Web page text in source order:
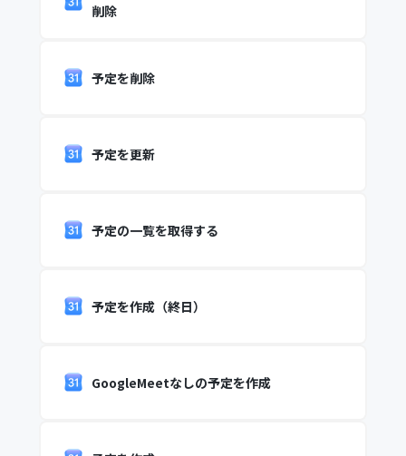
削除
予定を削除
予定を更新
予定の一覧を取得する
予定を作成（終日）
GoogleMeetなしの予定を作成